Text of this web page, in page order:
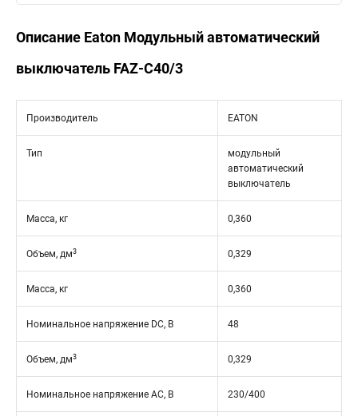
Описание Eaton Модульный автоматический
выключатель FAZ-C40/3
Производитель EATON
Тип
модульный
автоматический
выключатель
Масса, кг 0,360
Объем, дм3 0,329
Масса, кг 0,360
Номинальное напряжение DC, В 48
Объем, дм3 0,329
Номинальное напряжение АС, В 230/400